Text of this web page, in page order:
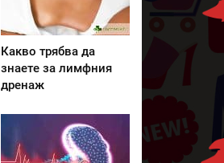
Какво трябва да
знаете за лимфния
дренаж